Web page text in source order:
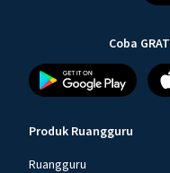
Coba
Produk Ruangguru
Ruangguru